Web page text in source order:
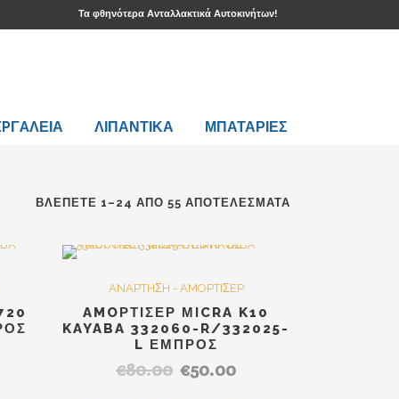
Τα φθηνότερα Ανταλλακτικά Αυτοκινήτων!
ΛΙΠΑΝΤΙΚΑ ΜΠΑΤΑΡΙΕΣ
ΒΛΈΠΕΤΕ 1–24 ΑΠΌ 55 ΑΠΟΤΕΛΈΣΜΑΤΑ
SALE
Out Of Stock
ANAPTHΣH - AMOPTIΣEP
AMOΡΤΙΣΕΡ ΜΙCRA K10
KAYABA 332060-R/332025-
L ΕΜΠΡΟΣ
€80.00 Original
€50.00Η